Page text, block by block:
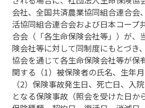
会社、全国共済農業協同組合連合会
活協同組合連合会および日本コープ
合会（「各生命保険会社等」）が、
険会社等に対して同制度にもとづき
協会を通じて各生命保険会社等が保
関する（1）被保険者の氏名、生年
（2）保険事故発生日、死亡日、入
となる保険事故（照会を受けた日か